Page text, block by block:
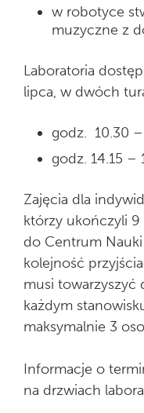
w robotyce
muzyczne z
Laboratoria
lipca, w dwóch
godz. 10.30 –
godz. 14.15 –
Zajęcia dla
którzy ukończyli 9
do Centrum
kolejność
musi towarzyszyć
każdym
maksymalnie 3
Informacje o
na drzwiach